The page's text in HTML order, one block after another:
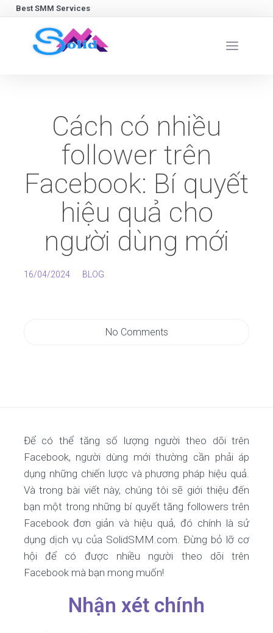
Best SMM Services
Cách có nhiều
follower trên
Facebook: Bí quyết
hiệu quả cho
người dùng mới
16/04/2024 BLOG
No Comments
Để có thể tăng số lượng người theo dõi trên
Facebook, người dùng mới thường cần phải áp
dụng những chiến lược và phương pháp hiệu quả.
Và trong bài viết này, chúng tôi sẽ giới thiệu đến
bạn một trong những bí quyết tăng followers trên
Facebook đơn giản và hiệu quả, đó chính là sử
dụng dịch vụ của SolidSMM.com. Đừng bỏ lỡ cơ
hội để có được nhiều người theo dõi trên
Facebook mà bạn mong muốn!
Nhận xét chính